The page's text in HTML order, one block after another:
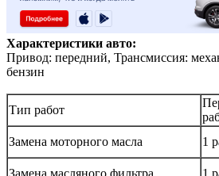
Характеристики авто:
Привод: передний, Трансмиссия:
бензин
Тип работ
Замена моторного масла 1
Замена масляного фильтра
1